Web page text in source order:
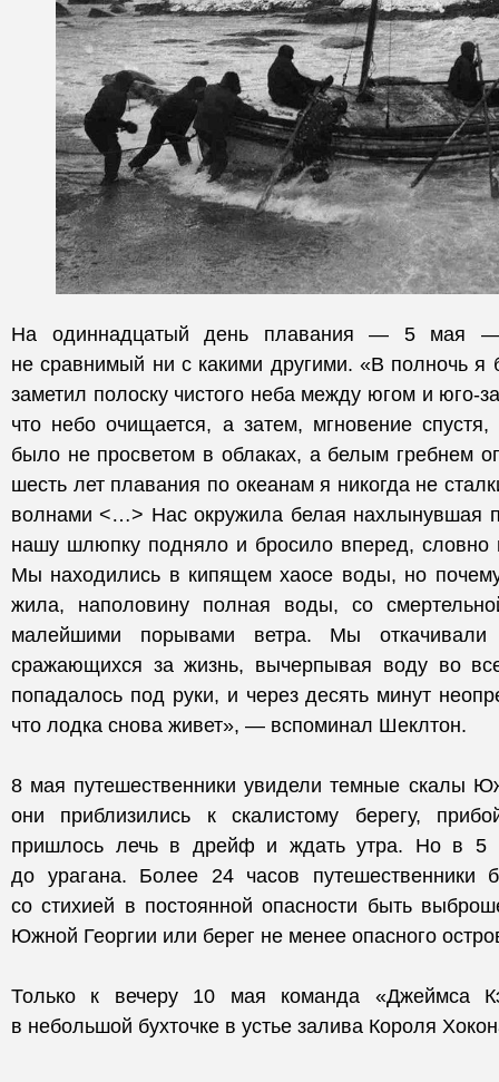
На одиннадцатый день плавания — 5 мая —
не сравнимый ни с какими другими. «В полночь я
заметил полоску чистого неба между югом и юго-
что небо очищается, а затем, мгновение
было не просветом в облаках, а белым гребнем
шесть лет плавания по океанам я никогда не
волнами <…> Нас окружила белая нахлынувшая
нашу шлюпку подняло и бросило вперед,
Мы находились в кипящем хаосе воды, но
жила, наполовину полная воды, со
малейшими порывами ветра. Мы
сражающихся за жизнь, вычерпывая воду во
попадалось под руки, и через десять минут
что лодка снова живет», — вспоминал Шеклтон.
8 мая путешественники увидели темные скалы
они приблизились к скалистому берегу,
пришлось лечь в дрейф и ждать утра. Но в 5
до урагана. Более 24 часов путешественники
со стихией в постоянной опасности быть
Южной Георгии или берег не менее опасного
Только к вечеру 10 мая команда «Джеймса
в небольшой бухточке в устье залива Короля